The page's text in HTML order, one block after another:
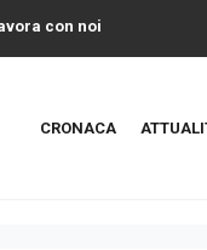
con noi
CRONACA